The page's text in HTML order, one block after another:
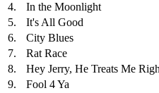
4.
In the Moonlight
5.
It's All Good
6.
City Blues
7.
Rat Race
8.
Hey Jerry, He Treats Me
9.
Fool 4 Ya